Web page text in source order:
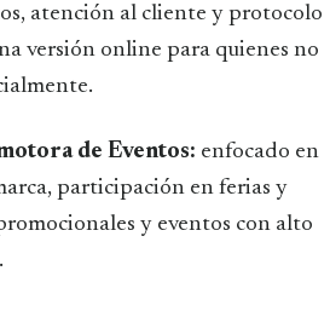
atención al cliente y protocolo
versión online para quienes no
de Eventos: enfocado en
participación en ferias y
y eventos con alto